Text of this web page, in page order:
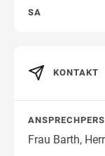
SA
KONTAKT
Frau Barth,